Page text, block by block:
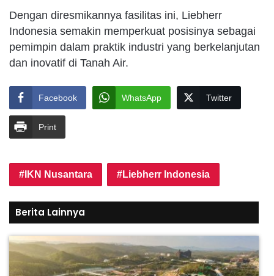
Dengan diresmikannya fasilitas ini, Liebherr
Indonesia semakin memperkuat posisinya sebagai
pemimpin dalam praktik industri yang berkelanjutan
dan inovatif di Tanah Air.
Facebook WhatsApp Twitter
Print
IKN Nusantara Liebherr Indonesia
Berita Lainnya